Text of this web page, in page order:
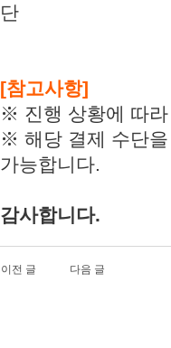
단
[참고사항]
※ 진행 상황에 따
※ 해당 결제 수단
가능합니다.
감사합니다.
이전 글 다음 글